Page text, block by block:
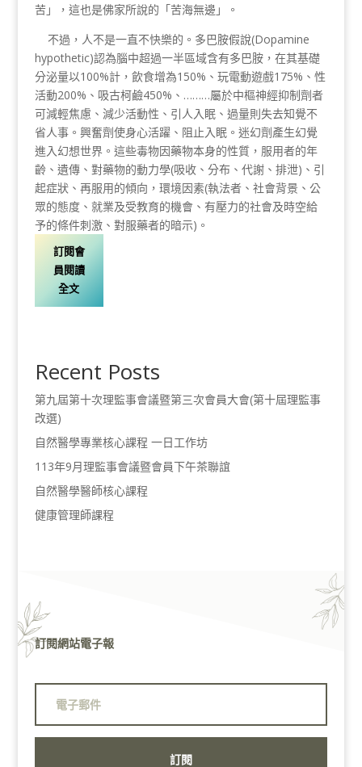
苦」，這也是佛家所說的「苦海無邊」。
不過，人不是一直不快樂的。多巴胺假說(Dopamine
hypothetic)認為腦中超過一半區域含有多巴胺，在其基礎
分泌量以100%計，飲食增為150%、玩電動遊戲175%、性
活動200%、吸古柯鹼450%、………屬於中樞神經抑制劑者
可減輕焦慮、減少活動性、引人入眠、過量則失去知覺不
省人事。興奮劑使身心活躍、阻止入眠。迷幻劑產生幻覺
進入幻想世界。這些毒物因藥物本身的性質，服用者的年
齡、遺傳、對藥物的動力學(吸收、分布、代謝、排泄)、引
起症狀、再服用的傾向，環境因素(執法者、社會背景、公
眾的態度、就業及受教育的機會、有壓力的社會及時空給
予的條件刺激、對服藥者的暗示)。
訂閱會
員閱讀
全文
Recent Posts
第九屆第十次理監事會議暨第三次會員大會(第十屆理監事
改選)
自然醫學專業核心課程 一日工作坊
113年9月理監事會議暨會員下午茶聯誼
自然醫學醫師核心課程
健康管理師課程
訂閱網站電子報
訂閱